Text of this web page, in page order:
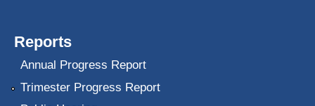
Reports
Annual Progress Report
Trimester Progress Report